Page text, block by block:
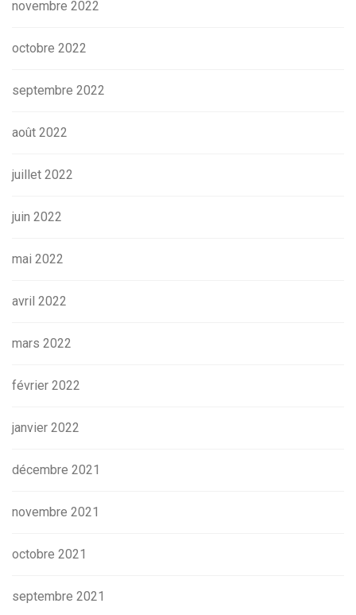
novembre 2022
octobre 2022
septembre 2022
août 2022
juillet 2022
juin 2022
mai 2022
avril 2022
mars 2022
février 2022
janvier 2022
décembre 2021
novembre 2021
octobre 2021
septembre 2021